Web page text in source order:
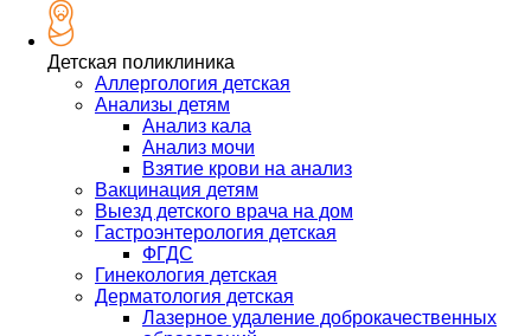
Детская поликлиника
Аллергология детская
Анализы детям
Анализ кала
Анализ мочи
Взятие крови на анализ
Вакцинация детям
Выезд детского врача на дом
Гастроэнтерология детская
ФГДС
Гинекология детская
Дерматология детская
Лазерное удаление доброкачественных